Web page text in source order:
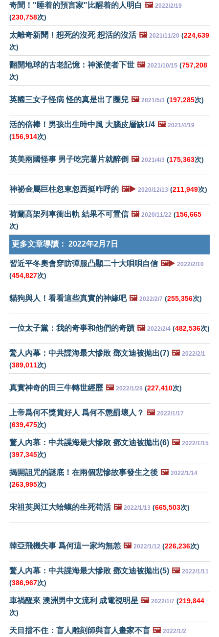
奇聞！"睡着的預言家"比醒着的人明白 🖼️ 2022/2/19
(230,758次)
太離奇新聞！想死的沒死 想活的沒活 🖼️ 2021/11/20 (224,639
次)
翻開地球的古老記憶：神派使者下世 🖼️ 2021/10/15 (757,208
次)
英國三女子怪病 怪的真是出了圈兒 🖼️ 2021/5/3 (197,285次)
活的倍棒！男孩出生時中風 大腦皮層缺1/4 🖼️ 2021/4/19
(156,914次)
英美兩國怪事 男子吃完薯片就醉倒 🖼️ 2021/4/3 (175,363次)
神祕金屬巨柱忽東忽西挺咋呼的 🖼️▶️ 2020/12/13 (211,949次)
荷蘭高架列車衝出軌 結果不可置信 🖼️ 2020/11/22 (156,665
次)
更多文章導讀： 2022年2月7日
習近平冬奧會穿防彈服凸顯二十大唄唄自信 🖼️▶️ 2022/2/10
(454,827次)
貓狗與人！看看這些真實的神緣吧 🖼️ 2022/2/7 (255,356次)
一位太子黨：我的奇事和他們的奇蹟 🖼️ 2022/2/4 (482,536次)
驚人內幕：中共諜海最大慘敗 鄧文迪被拋出(7) 🖼️ 2022/2/1
(389,011次)
真實神奇的田三牛轉世經歷 🖼️ 2022/1/28 (227,410次)
上帝爲何不獎賞好人 爲何不懲罰壞人？ 🖼️ 2022/1/17
(639,475次)
驚人內幕：中共諜海最大慘敗 鄧文迪被拋出(6) 🖼️ 2022/1/15
(397,345次)
揭開詛咒的謎底！在兩個悲慘故事發生之後 🖼️ 2022/1/14
(263,995次)
宋祖英與江大蛤蟆的生死苟活 🖼️ 2022/1/13 (665,503次)
韓亞飛機失事 爲何這一家均無恙 🖼️ 2022/1/12 (226,236次)
驚人內幕：中共諜海最大慘敗 鄧文迪被拋出(5) 🖼️ 2022/1/11
(386,967次)
車禍醒來 澳洲男中文流利 成電視明星 🖼️ 2022/1/7 (219,844
次)
天目擋不住：盲人雕刻師與盲人畫家不盲 🖼️ 2022/1/2